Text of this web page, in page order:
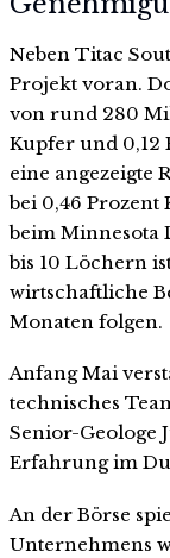
Neben Titac
Projekt voran.
von rund 280
Kupfer und 0,12
eine angezeigte
bei 0,46 Prozent
beim Minnesota
bis 10 Löchern
wirtschaftliche
Monaten folgen.
Anfang Mai
technisches
Senior-Geologe
Erfahrung im
An der Börse
Unternehmens